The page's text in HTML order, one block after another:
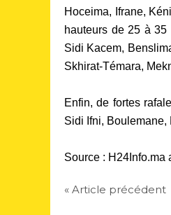
Hoceima, Ifrane,
hauteurs de 25 à
Sidi Kacem,
Skhirat-Témara,
Enfin, de fortes
Sidi Ifni, Boulemane,
Source : H24Info.ma
« Article précédent